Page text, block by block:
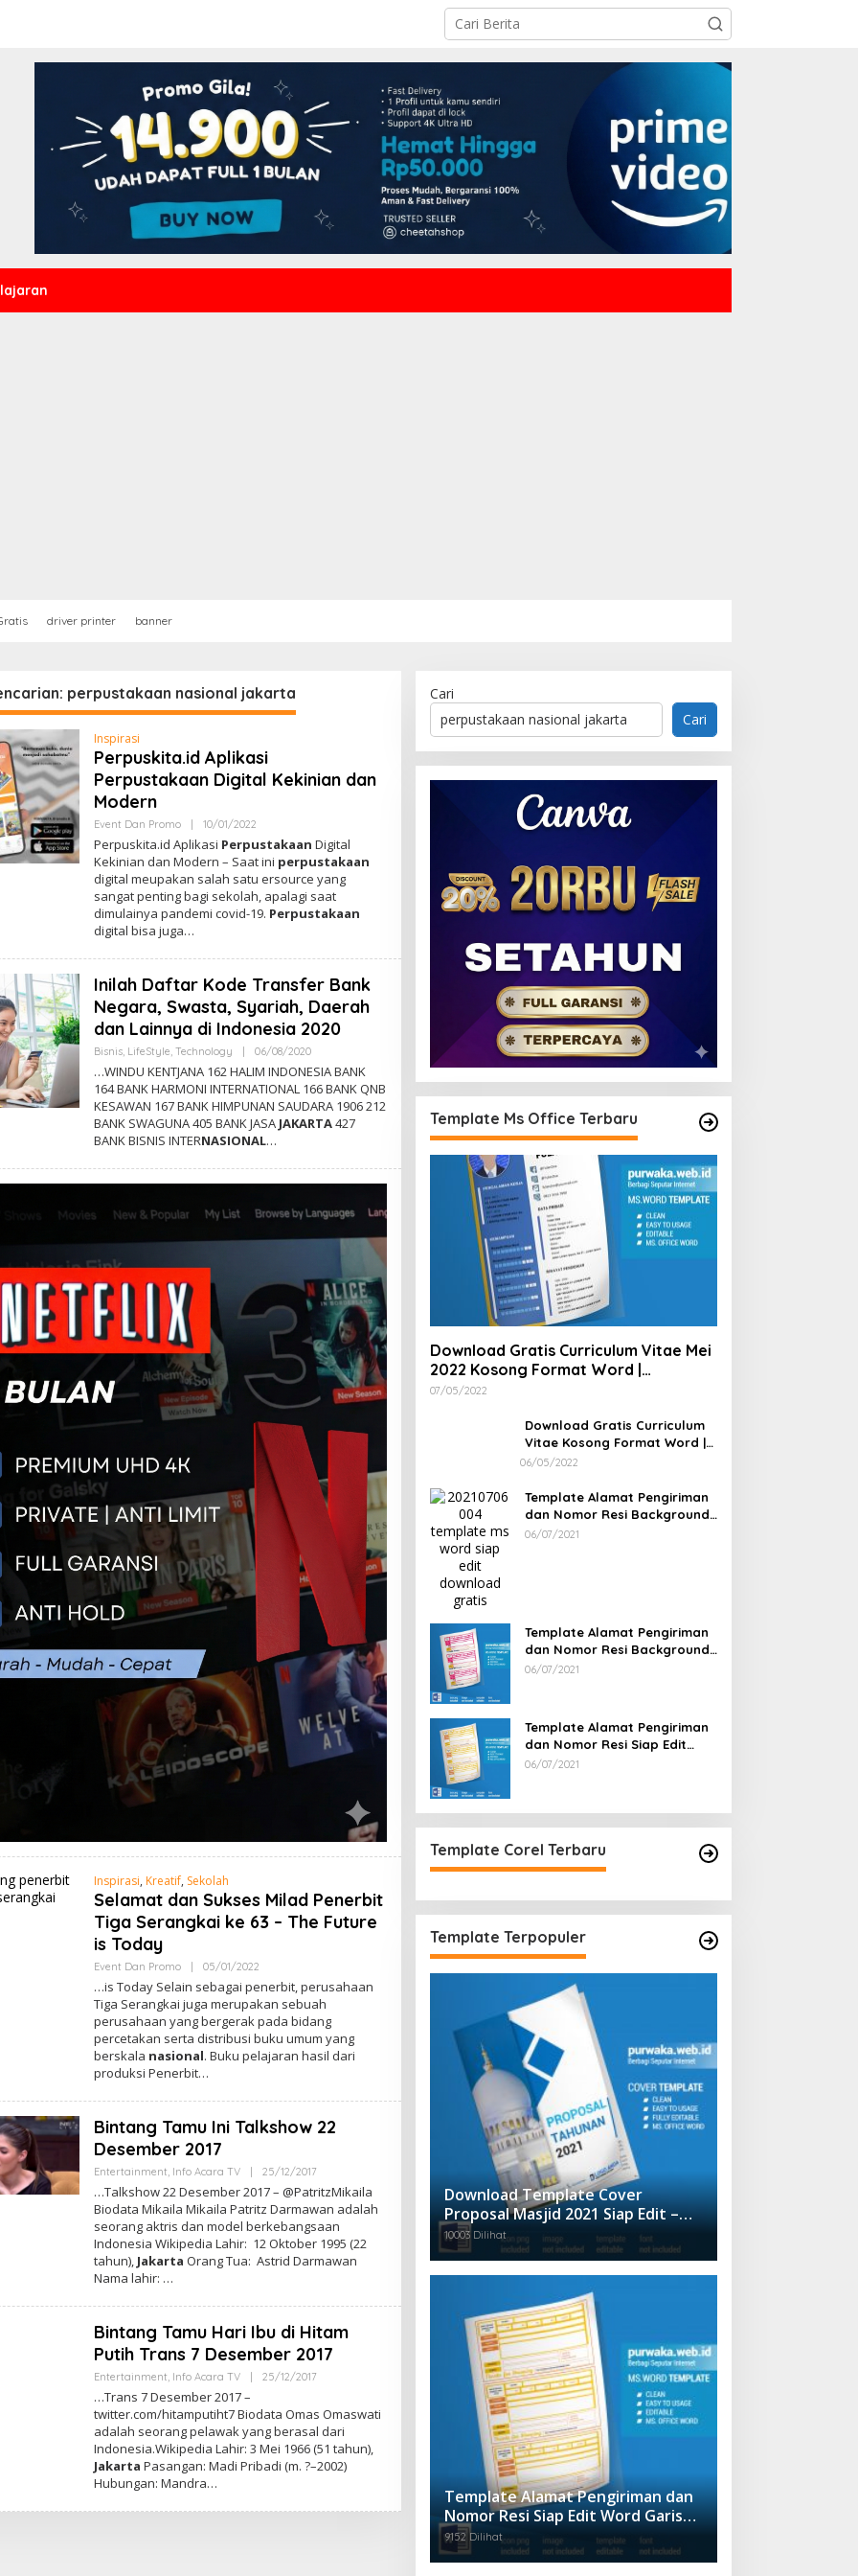
driver printer banner
perpustakaan nasional jakarta
Inspirasi
Perpuskita.id Aplikasi
Perpustakaan Digital Kekinian dan
Modern
Event Dan Promo | 10/01/2022
E
H
A
M
I
Perpuskita.id Aplikasi Perpustakaan Digital
Kekinian dan Modern – Saat ini perpustakaan
digital meupakan salah satu ersource yang
sangat penting bagi sekolah, apalagi saat
dimulainya pandemi covid-19. Perpustakaan
digital bisa juga…
Inilah Daftar Kode Transfer Bank
Negara, Swasta, Syariah, Daerah
dan Lainnya di Indonesia 2020
Bisnis, LifeStyle Technology | 06/08/2020O
E
H
A
D
M
…WINDU KENTJANA 162 HALIM INDONESIA BANK
164 BANK HARMONI INTERNATIONAL 166 BANK QNB
KESAWAN 167 BANK HIMPUNAN SAUDARA 1906 212
BANK SWAGUNA 405 BANK JASA JAKARTA427
BANK BISNIS INTERNASIONAL…
Inspirasi, Kreatif, Sekolah
Selamat dan Sukses Milad Penerbit
Tiga Serangkai ke 63 – The Future
is Today
Event Dan Promo | 05/01/2022
E
H
A
D
M
I
…is Today Selain sebagai penerbit, perusahaan
Tiga Serangkai juga merupakan sebuah
perusahaan yang bergerak pada bidang
percetakan serta distribusi buku umum yang
berskala nasional. Buku pelajaran hasil dari
produksi Penerbit…
Bintang Tamu Ini Talkshow 22
Desember 2017
Entertainment Info Acara TV | 25/12/2017O
E
H
A
D
M
I
…Talkshow 22 Desember 2017 – @PatritzMikaila
Biodata Mikaila Mikaila Patritz Darmawan adalah
seorang aktris dan model berkebangsaan
Indonesia Wikipedia Lahir: 12 Oktober 1995 (22
tahun), Jakarta Orang Tua: Astrid Darmawan
Nama lahir: …
Bintang Tamu Hari Ibu di Hitam
Putih Trans 7 Desember 2017
Entertainment Info Acara TV | 25/12/2017O
H
A
D
M
I
…Trans 7 Desember 2017 –
twitter.com/hitamputiht7 Biodata Omas Omaswati
adalah seorang pelawak yang berasal dari
Indonesia.Wikipedia Lahir: 3 Mei 1966 (51 tahun),
Jakarta Pasangan: Madi Pribadi (m. ?–2002)
Hubungan: Mandra…
Cari
Cari
Template Ms Office Terbaru
Download Gratis Curriculum Vitae Mei
2022 Kosong Format Word |
Download Gratis Template CV
07/05/2022
Download Gratis Curriculum
Vitae Kosong Format Word |
Download Gratis Template CV
Diedit
06/05/2022
Template Alamat Pengiriman
dan Nomor Resi Background
Pink dan Bunga Siap Edit
06/07/2021
Template Alamat Pengiriman
dan Nomor Resi Background
Bunga Siap Edit Word
06/07/2021
Template Alamat Pengiriman
dan Nomor Resi Siap Edit
Word Garis Orange
06/07/2021
Template Corel Terbaru
Template Terpopuler
Download Template Cover
Proposal Masjid 2021 Siap Edit –
Ms Office Word
10003 Dilihat
Template Alamat Pengiriman dan
Nomor Resi Siap Edit Word Garis
Orange
9152 Dilihat